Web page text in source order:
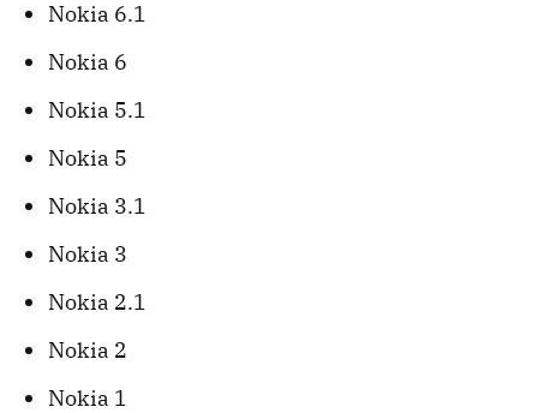
Nokia 6.1
Nokia 6
Nokia 5.1
Nokia 5
Nokia 3.1
Nokia 3
Nokia 2.1
Nokia 2
Nokia 1